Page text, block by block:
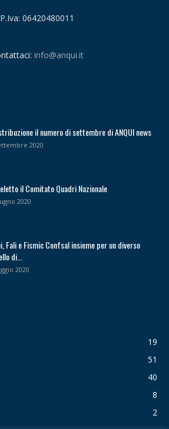
P.Iva: 06420480011
info@anqui.it
il numero di settembre di ANQUI news
2020
eletto il Comitato Quadri Nazionale
2020
Fali e Fismic Confsal insieme per un diverso
di...
2020
19
51
40
8
2